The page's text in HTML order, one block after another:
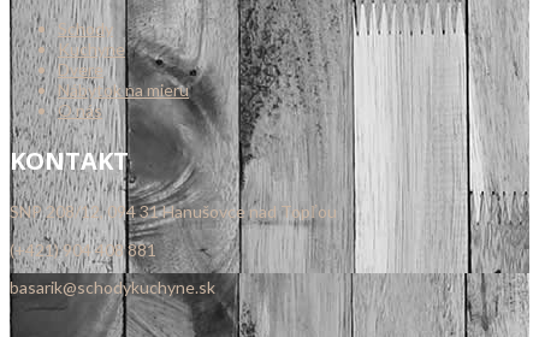
Schody
Kuchyne
Dvere
Nábytok na mieru
O nás
KONTAKT
SNP 208/12, 094 31 Hanušovce nad Topľou
(+421) 904 408 881
basarik@schodykuchyne.sk